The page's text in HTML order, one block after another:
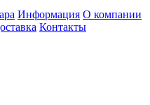
Информация О компании
Контакты